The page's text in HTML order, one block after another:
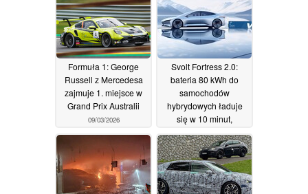
Formuła 1: George
Russell z Mercedesa
zajmuje 1. miejsce w
Grand Prix Australii
09/03/2026
Svolt Fortress 2.0:
bateria 80 kWh do
samochodów
hybrydowych ładuje
się w 10 minut,
debiutuje bateria
półprzewodnikowa
14/01/2026